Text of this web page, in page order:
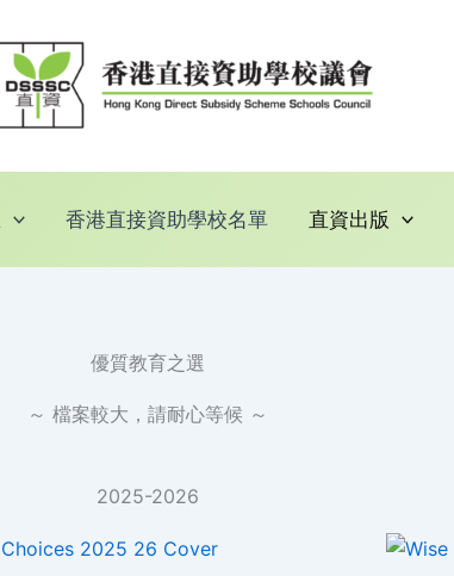
香港直接資助學校名單 直資出版
優質教育之選
～ 檔案較大，請耐心等候 ～
2025-2026